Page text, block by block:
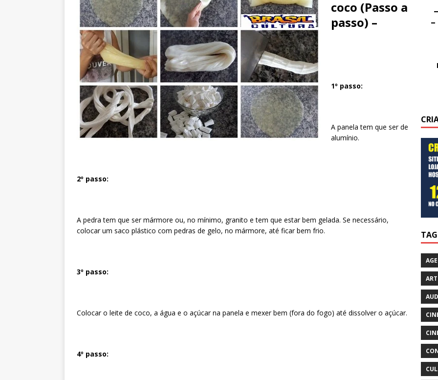
coco (Passo a
passo) –
1º passo:
A panela tem que ser de
alumínio.
2º passo:
A pedra tem que ser mármore ou, no mínimo, granito e tem que estar bem gelada. Se necessário,
colocar um saco plástico com pedras de gelo, no mármore, até ficar bem frio.
3º passo:
Colocar o leite de coco, a água e o açúcar na panela e mexer bem (fora do fogo) até dissolver o açúcar.
4º passo: